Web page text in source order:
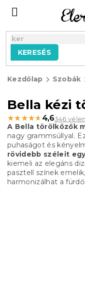
tartalomhoz
KERESÉS
Kezdőlap Szobák
Bella kézi
★★★★★
★★★★★ 4,6346
A Bella törölközők
nagy grammsúllyal.
puhaságot és
rövidebb széleit
kiemeli az elegáns
pasztell színek
harmonizálhat a